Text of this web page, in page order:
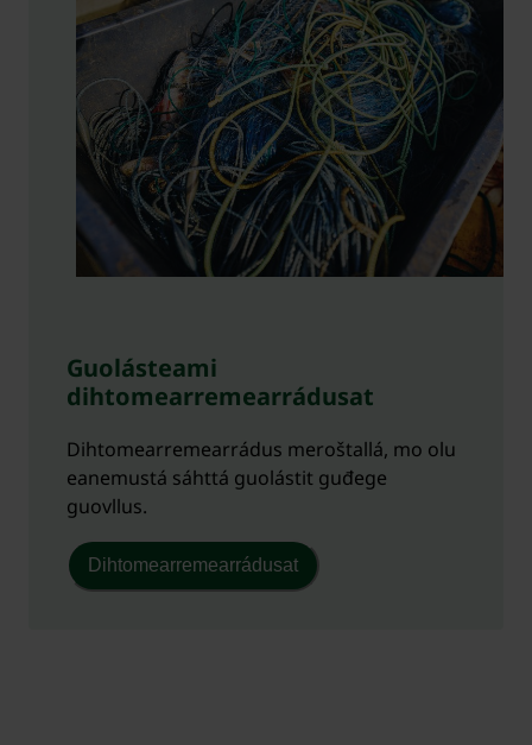
Guolásteami
dihtomearremearrádusat
Dihtomearremearrádus meroštallá, mo olu
eanemustá sáhttá guolástit guđege
guovllus.
Dihtomearremearrádusat